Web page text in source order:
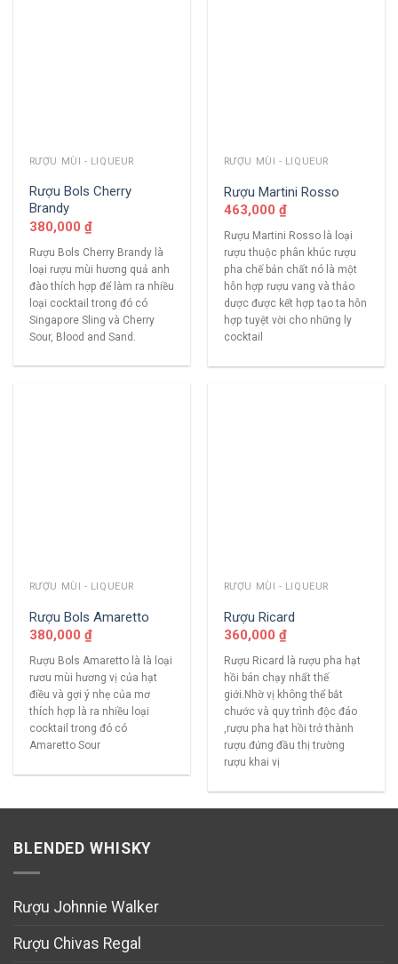
RƯỢU MÙI - LIQUEUR
Rượu Bols Cherry
Brandy
380,000 ₫
Rượu Bols Cherry Brandy là
loại rượu mùi hương quả anh
đào thích hợp để làm ra nhiều
loại cocktail trong đó có
Singapore Sling và Cherry
Sour, Blood and Sand.
RƯỢU MÙI - LIQUEUR
Rượu Martini Rosso
463,000 ₫
Rượu Martini Rosso là loại
rượu thuộc phân khúc rượu
pha chế bản chất nó là một
hỗn hợp rượu vang và thảo
dược được kết hợp tạo ta hỗn
hợp tuyệt vời cho những ly
cocktail
RƯỢU MÙI - LIQUEUR
Rượu Bols Amaretto
380,000 ₫
Rượu Bols Amaretto là là loại
rươu mùi hương vị của hạt
điều và gợi ý nhẹ của mơ
thích hợp là ra nhiều loại
cocktail trong đó có
Amaretto Sour
RƯỢU MÙI - LIQUEUR
Rượu Ricard
360,000 ₫
Rượu Ricard là rượu pha hạt
hồi bán chạy nhất thế
giới.Nhờ vị không thể bắt
chước và quy trình độc đáo
,rượu pha hạt hồi trở thành
rượu đứng đầu thị trường
rượu khai vị
BLENDED WHISKY
Rượu Johnnie Walker
Rượu Chivas Regal